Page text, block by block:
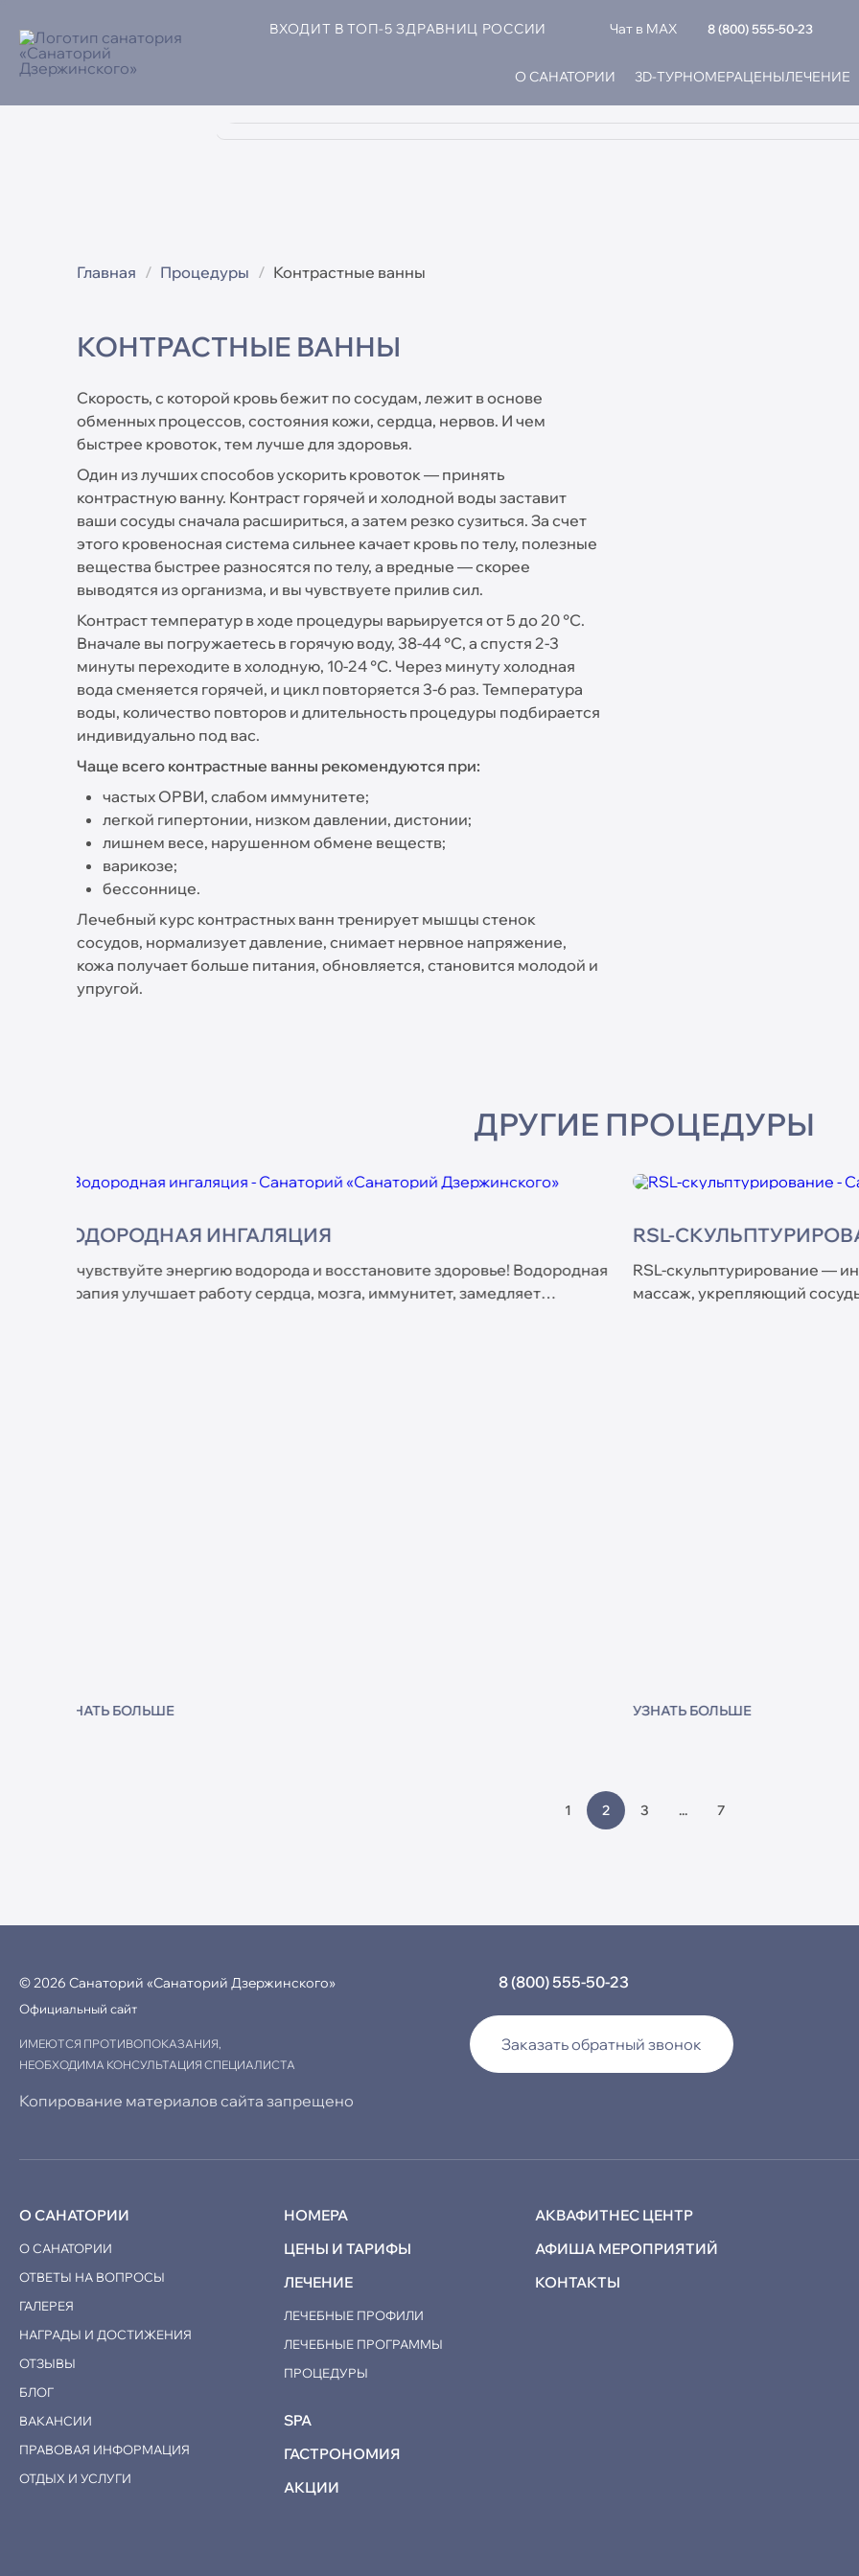
ВХОДИТ В ТОП-5 ЗДРАВНИЦ РОССИИ Чат в MAX 8 (800) 555-50-23
О САНАТОРИИ 3D-ТУРНОМЕРАЦЕНЫЛЕЧЕНИЕ
Главная Процедуры Контрастные ванны
КОНТРАСТНЫЕ ВАННЫ
Скорость, с которой кровь бежит по сосудам, лежит в основе
обменных процессов, состояния кожи, сердца, нервов. И чем
быстрее кровоток, тем лучше для здоровья.
Один из лучших способов ускорить кровоток — принять
контрастную ванну. Контраст горячей и холодной воды заставит
ваши сосуды сначала расшириться, а затем резко сузиться. За счет
этого кровеносная система сильнее качает кровь по телу, полезные
вещества быстрее разносятся по телу, а вредные — скорее
выводятся из организма, и вы чувствуете прилив сил.
Контраст температур в ходе процедуры варьируется от 5 до 20 °C.
Вначале вы погружаетесь в горячую воду, 38-44 °C, а спустя 2-3
минуты переходите в холодную, 10-24 °C. Через минуту холодная
вода сменяется горячей, и цикл повторяется 3-6 раз. Температура
воды, количество повторов и длительность процедуры подбирается
индивидуально под вас.
Чаще всего контрастные ванны рекомендуются при:
частых ОРВИ, слабом иммунитете;
легкой гипертонии, низком давлении, дистонии;
лишнем весе, нарушенном обмене веществ;
варикозе;
бессоннице.
Лечебный курс контрастных ванн тренирует мышцы стенок
сосудов, нормализует давление, снимает нервное напряжение,
кожа получает больше питания, обновляется, становится молодой и
упругой.
ДРУГИЕ ПРОЦЕДУРЫ
RSL-СКУЛЬПТУРИРОВАНИЕ
RSL-скульптурирование — инновационный виброкомпрессионный
массаж, укрепляющий сосуды, улучшая лимфоток, снижая отёки и
УЗНАТЬ БОЛЬШЕ
КИСЛОРОДНАЯ
Санаторий
приглашает на
1 2 3 ... 7
© 2026 Санаторий «Санаторий Дзержинского»
Официальный сайт
ИМЕЮТСЯ ПРОТИВОПОКАЗАНИЯ,
НЕОБХОДИМА КОНСУЛЬТАЦИЯ СПЕЦИАЛИСТА
Копирование материалов сайта запрещено
8 (800) 555-50-23
Заказать обратный звонок
О САНАТОРИИ
О САНАТОРИИ
ОТВЕТЫ НА ВОПРОСЫ
ГАЛЕРЕЯ
НАГРАДЫ И ДОСТИЖЕНИЯ
ОТЗЫВЫ
БЛОГ
ВАКАНСИИ
ПРАВОВАЯ ИНФОРМАЦИЯ
ОТДЫХ И УСЛУГИ
НОМЕРА
ЦЕНЫ И ТАРИФЫ
ЛЕЧЕНИЕ
ЛЕЧЕБНЫЕ ПРОФИЛИ
ЛЕЧЕБНЫЕ ПРОГРАММЫ
ПРОЦЕДУРЫ
SPA
ГАСТРОНОМИЯ
АКЦИИ
АКВАФИТНЕС ЦЕНТР
АФИША МЕРОПРИЯТИЙ
КОНТАКТЫ